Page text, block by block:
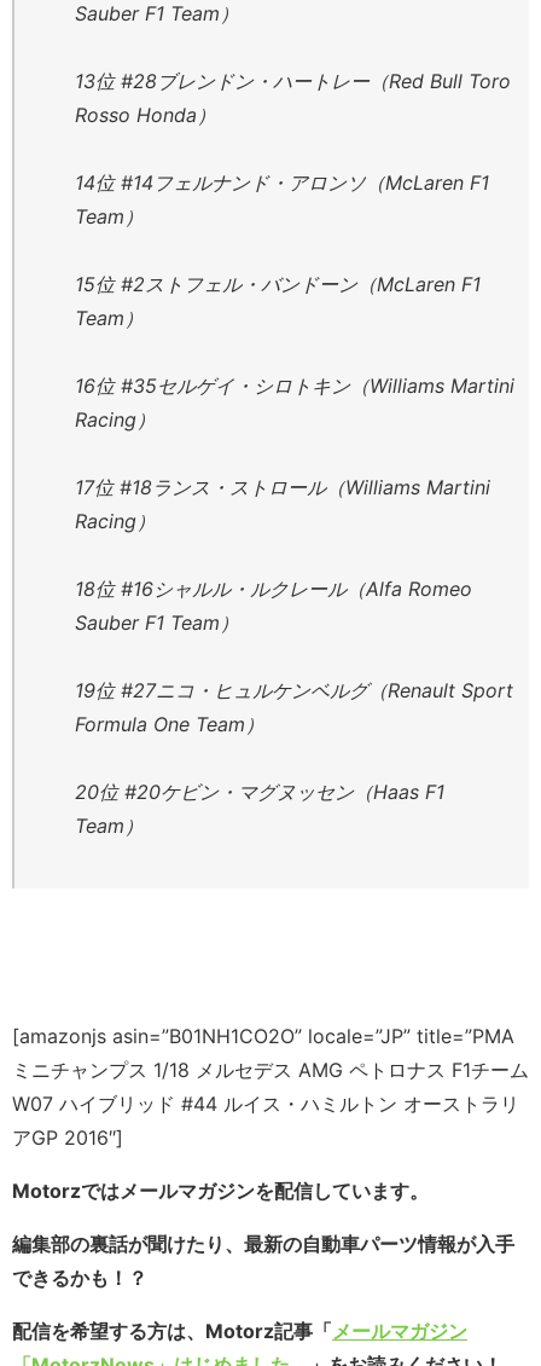
Sauber F1 Team）
13位 #28ブレンドン・ハートレー（Red Bull Toro
Rosso Honda）
14位 #14フェルナンド・アロンソ（McLaren F1
Team）
15位 #2ストフェル・バンドーン（McLaren F1
Team）
16位 #35セルゲイ・シロトキン（Williams Martini
Racing）
17位 #18ランス・ストロール（Williams Martini
Racing）
18位 #16シャルル・ルクレール（Alfa Romeo
Sauber F1 Team）
19位 #27ニコ・ヒュルケンベルグ（Renault Sport
Formula One Team）
20位 #20ケビン・マグヌッセン（Haas F1
Team）
[amazonjs asin=”B01NH1CO2O” locale=”JP” title=”PMA
ミニチャンプス 1/18 メルセデス AMG ペトロナス F1チーム
W07 ハイブリッド #44 ルイス・ハミルトン オーストラリ
アGP 2016″]
Motorzではメールマガジンを配信しています。
編集部の裏話が聞けたり、最新の自動車パーツ情報が入手
できるかも！？
配信を希望する方は、Motorz記事「メールマガジン